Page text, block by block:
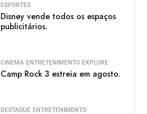
ESPORTES
Disney vende todos os espaços
publicitários.
CINEMA ENTRETENIMENTO EXPLORE
Camp Rock 3 estreia em agosto.
DESTAQUE ENTRETENIMENTO